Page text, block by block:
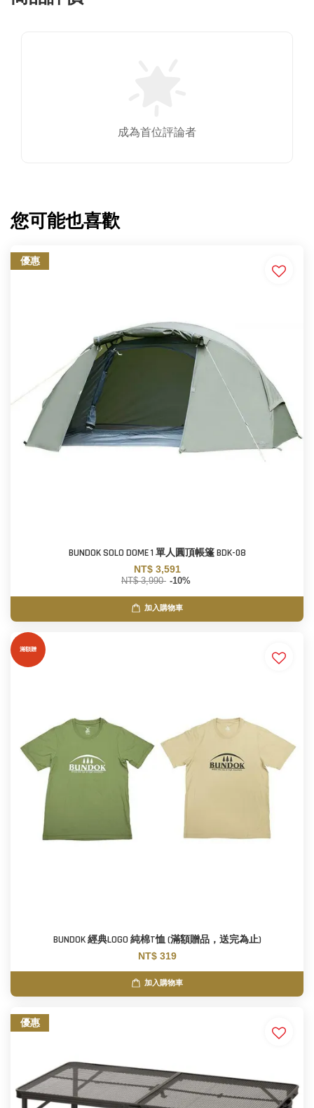
成為首位評論者
您可能也喜歡
優惠
BUNDOK SOLO DOME 1 單人圓頂帳篷 BDK-08
NT$ 3,591
NT$ 3,990 -10%
加入購物車
滿額贈
BUNDOK 經典LOGO 純棉T恤 (滿額贈品，送完為止)
NT$ 319
加入購物車
優惠